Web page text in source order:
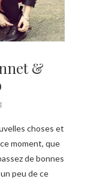
&
choses et
moment, que
de bonnes
peu de ce